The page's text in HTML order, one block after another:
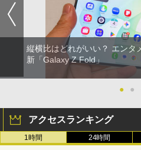
縦横比はどれがいい？ エンタ
新「Galaxy Z Fold」
● ●
アクセスランキング
1時間 24時間